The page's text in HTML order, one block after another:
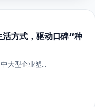
方式，驱动口碑“种
大型企业塑...